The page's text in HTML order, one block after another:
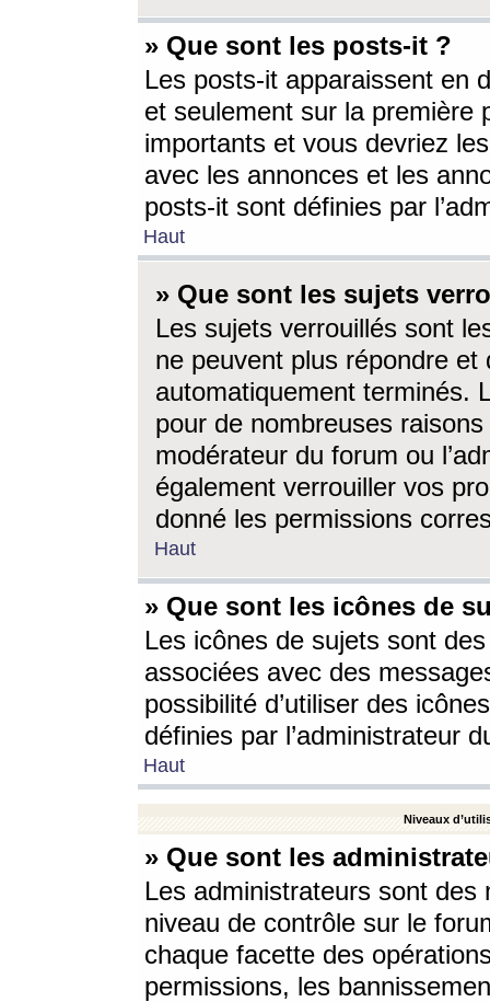
» Que sont les posts-it ?
Les posts-it apparaissent en
et seulement sur la première
importants et vous devriez
avec les annonces et les
posts-it sont définies par
Haut
» Que sont les sujets
Les sujets verrouillés sont
ne peuvent plus répondre
automatiquement terminés.
pour de nombreuses
modérateur du forum ou
également verrouiller vos
donné les permissions
Haut
» Que sont les icônes de
Les icônes de sujets sont
associées avec des
possibilité d’utiliser des
définies par l’administrateur
Haut
Niveaux
» Que sont les
Les administrateurs sont
niveau de contrôle sur le
chaque facette des
permissions, les